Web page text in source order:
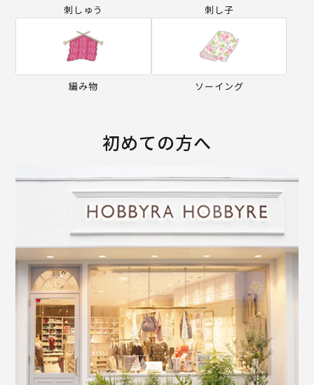
刺しゅう 刺し子
編み物 ソーイング
初めての方へ